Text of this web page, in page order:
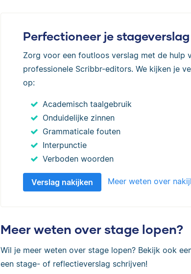
Perfectioneer je stageverslag
Zorg voor een foutloos verslag met de hulp
professionele Scribbr-editors. We kijken je
op:
Academisch taalgebruik
Onduidelijke zinnen
Grammaticale fouten
Interpunctie
Verboden woorden
Verslag nakijken Meer weten over
Meer weten over stage lopen?
Wil je meer weten over stage lopen? Bekijk ook
een stage- of reflectieverslag schrijven!